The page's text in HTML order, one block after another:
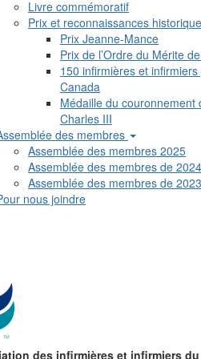
Livre commémoratif
Prix et reconnaissances
Prix Jeanne-Mance
Prix de l’Ordre du Mérite de
150 infirmières et
Canada
Médaille du couronnement
Charles III
des membres
Assemblée des membres 2025
Assemblée des membres de 2024
Assemblée des membres de 2023
nous joindre
des infirmières et infirmiers du